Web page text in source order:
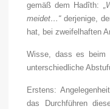
gemäß dem Hadîth:
meidet…“derjenige,
hat, bei zweifelhaften
Wisse, dass es beim
unterschiedliche
Erstens:
das Durchführen